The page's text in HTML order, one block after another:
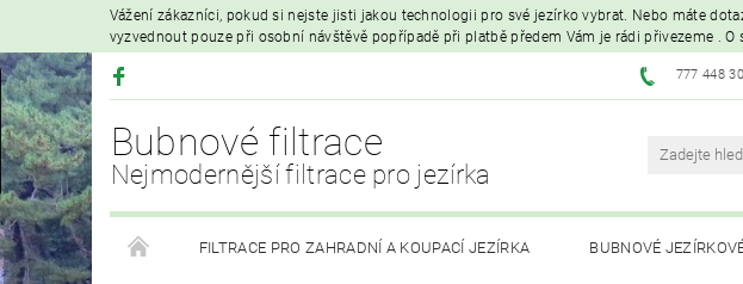
Vážení zákazníci, pokud si nejste jisti jakou technologii pro své jezírko vybrat. Nebo máte
vyzvednout pouze při osobní návštěvě popřípadě při platbě předem Vám je rádi přivezeme .
777 448
Bubnové filtrace
Nejmodernější filtrace pro jezírka
FILTRACE PRO ZAHRADNÍ A KOUPACÍ JEZÍRKA BUBNOVÉ